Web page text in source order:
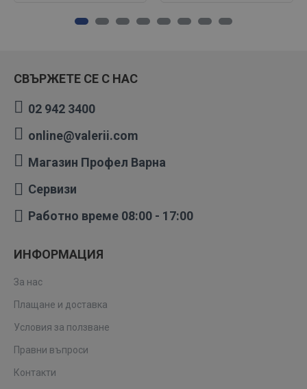
СВЪРЖЕТЕ СЕ С НАС
02 942 3400
online@valerii.com
Магазин Профел Варна
Сервизи
Работно време 08:00 - 17:00
ИНФОРМАЦИЯ
За нас
Плащане и доставка
Условия за ползване
Правни въпроси
Контакти